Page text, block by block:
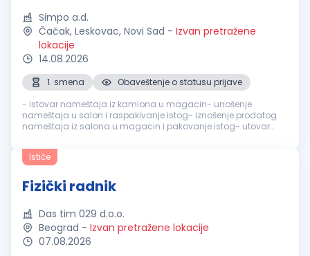
Simpo a.d.
Čačak, Leskovac, Novi Sad - Izvan pretražene
lokacije
14.08.2026
1. smena
Obaveštenje o statusu prijave
- istovar nameštaja iz kamiona u magacin- unošenje
nameštaja u salon i raspakivanje istog- iznošenje prodatog
nameštaja iz salona u magacin i pakovanje istog- utovar
nameštaja iz dostavnog vozila do kr...
Ističe
Fizički radnik
Das tim 029 d.o.o.
Beograd - Izvan pretražene lokacije
07.08.2026